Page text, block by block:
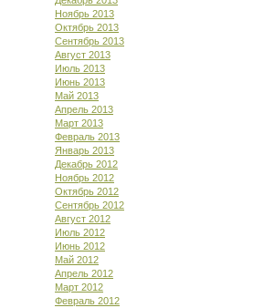
Ноябрь 2013
Октябрь 2013
Сентябрь 2013
Август 2013
Июль 2013
Июнь 2013
Май 2013
Апрель 2013
Март 2013
Февраль 2013
Январь 2013
Декабрь 2012
Ноябрь 2012
Октябрь 2012
Сентябрь 2012
Август 2012
Июль 2012
Июнь 2012
Май 2012
Апрель 2012
Март 2012
Февраль 2012